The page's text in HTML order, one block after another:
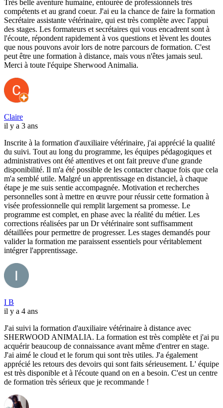
Très belle aventure humaine, entourée de professionnels très
compétents et au grand coeur. J'ai eu la chance de faire la formation
Secrétaire assistante vétérinaire, qui est très complète avec l'appui
des stages. Les formateurs et secrétaires qui vous encadrent sont à
l'écoute, répondent rapidement à vos questions et lèvent les doutes
que nous pouvons avoir lors de notre parcours de formation. C'est
peut être une formation à distance, mais vous n'êtes jamais seul.
Merci à toute l'équipe Sherwood Animalia.
Claire
il y a 3 ans
Inscrite à la formation d'auxiliaire vétérinaire, j'ai apprécié la qualité
du suivi. Tout au long du programme, les équipes pédagogiques et
administratives ont été attentives et ont fait preuve d'une grande
disponibilité. Il m'a été possible de les contacter chaque fois que cela
m'a semblé utile. Malgré un apprentissage en distanciel, à chaque
étape je me suis sentie accompagnée. Motivation et recherches
personnelles sont à mettre en œuvre pour réussir cette formation à
visée professionnelle qui remplit largement sa promesse. Le
programme est complet, en phase avec la réalité du métier. Les
corrections réalisées par un Dr vétérinaire sont suffisamment
détaillées pour permettre de progresser. Les stages demandés pour
valider la formation me paraissent essentiels pour véritablement
intégrer l'apprentissage.
I B
il y a 4 ans
J'ai suivi la formation d'auxiliaire vétérinaire à distance avec
SHERWOOD ANIMALIA. La formation est très complète et j'ai pu
acquérir beaucoup de connaissance avant même d'entrer en stage.
J'ai aimé le cloud et le forum qui sont très utiles. J'a également
apprécié les retours des devoirs qui sont faits sérieusement. L' équipe
est très disponible et à l'écoute quand on en a besoin. C'est un centre
de formation très sérieux que je recommande !